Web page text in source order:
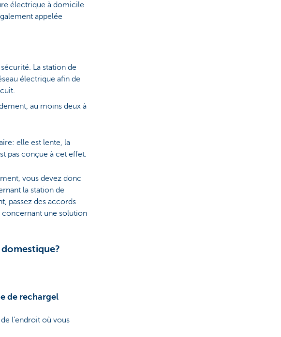
électrique à domicile
appelée
La station de
électrique afin de
au moins deux à
elle est lente, la
pas conçue à cet effet.
vous devez donc
la station de
passez des accords
concernant une solution
de rechargel
l’endroit où vous